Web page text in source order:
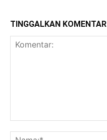
TINGGALKAN KOMENTAR